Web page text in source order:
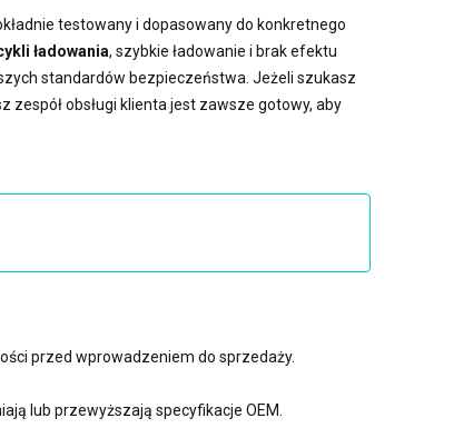
testowany i dopasowany do konkretnego
ładowania, szybkie ładowanie i brak efektu
standardów bezpieczeństwa. Jeżeli szukasz
zespół obsługi klienta jest zawsze gotowy, aby
przed wprowadzeniem do sprzedaży.
lub przewyższają specyfikacje OEM.